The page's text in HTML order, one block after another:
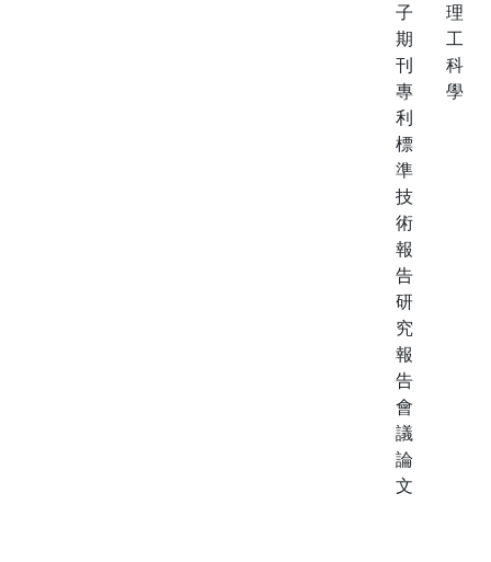
子
期
刊
專
利
標
準
技
術
報
告
研
究
報
告
會
議
論
文
理
工
科
學